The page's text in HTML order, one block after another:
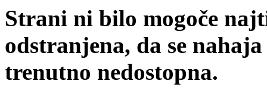
Strani ni bilo mogoče
odstranjena, da se
trenutno nedostopna.